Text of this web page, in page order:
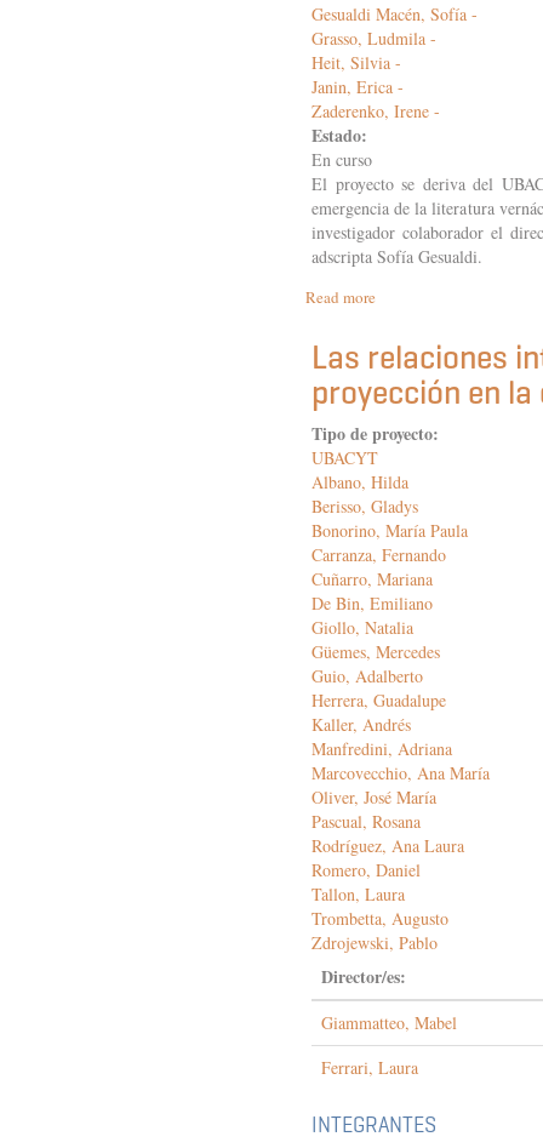
Gesualdi Macén, Sofía -
Grasso, Ludmila -
Heit, Silvia -
Janin, Erica -
Zaderenko, Irene -
Estado:
En curso
El proyecto se deriva del
emergencia de la literatura
investigador colaborador el
adscripta Sofía Gesualdi.
Read more
formas
diversas
de
transmisión
y
recepción
textual
en
el
ámbito
hispánico
medieval:
una
aproximación
desde
los
Estudios
de
Traducción
(Translation
Studies)
Las relaciones
proyección en la
Tipo de proyecto:
UBACYT
Albano, Hilda
Berisso, Gladys
Bonorino, María Paula
Carranza, Fernando
Cuñarro, Mariana
De Bin, Emiliano
Giollo, Natalia
Güemes, Mercedes
Guio, Adalberto
Herrera, Guadalupe
Kaller, Andrés
Manfredini, Adriana
Marcovecchio, Ana María
Oliver, José María
Pascual, Rosana
Rodríguez, Ana Laura
Romero, Daniel
Tallon, Laura
Trombetta, Augusto
Zdrojewski, Pablo
Director/es:
Giammatteo, Mabel
Ferrari, Laura
INTEGRANTES